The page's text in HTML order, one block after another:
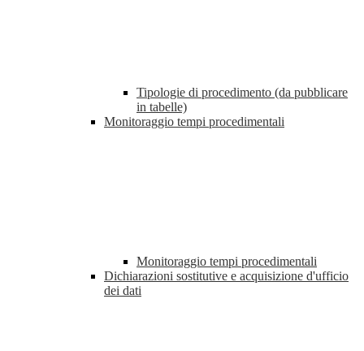
Tipologie di procedimento (da pubblicare
in tabelle)
Monitoraggio tempi procedimentali
Monitoraggio tempi procedimentali
Dichiarazioni sostitutive e acquisizione d'ufficio
dei dati